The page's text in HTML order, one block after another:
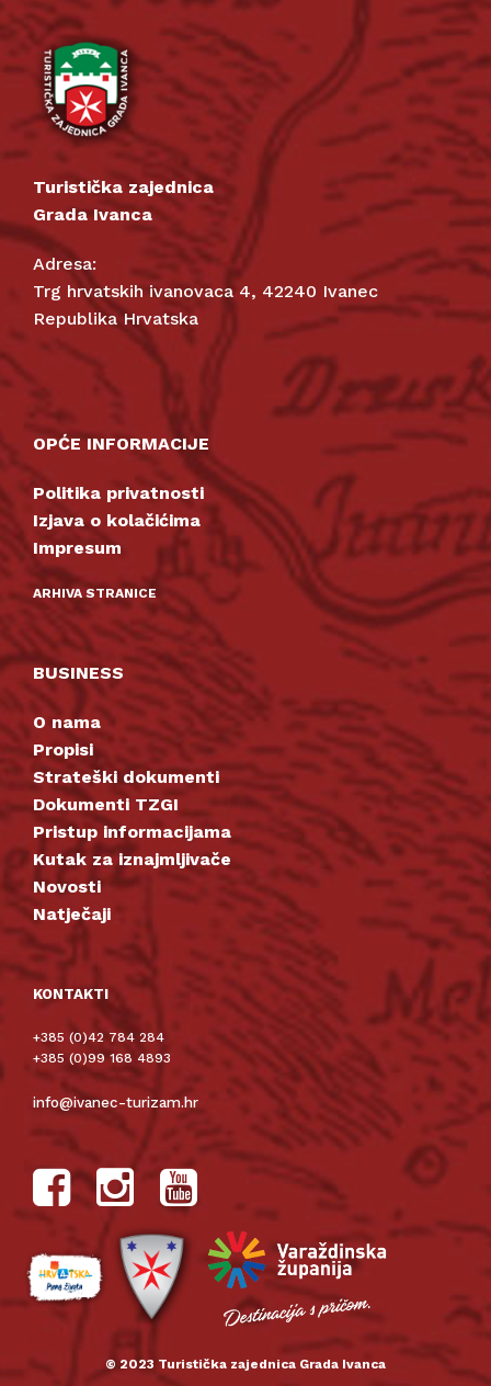
Turistička zajednica
Grada Ivanca
Adresa:
Trg hrvatskih ivanovaca 4, 42240 Ivanec
Republika Hrvatska
OPĆE INFORMACIJE
Politika privatnosti
Izjava o kolačićima
Impresum
ARHIVA STRANICE
BUSINESS
O nama
Propisi
Strateški dokumenti
Dokumenti TZGI
Pristup informacijama
Kutak za iznajmljivače
Novosti
Natječaji
KONTAKTI
+385 (0)42 784 284
+385 (0)99 168 4893
info@ivanec-turizam.hr
© 2023 Turistička zajednica Grada Ivanca